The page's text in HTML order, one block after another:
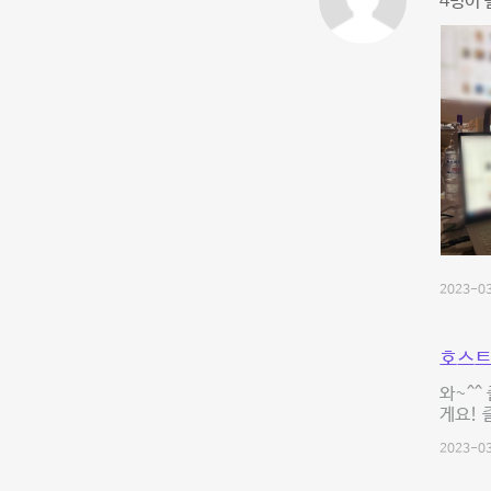
2023-
호스
와~^^
게요!
2023-